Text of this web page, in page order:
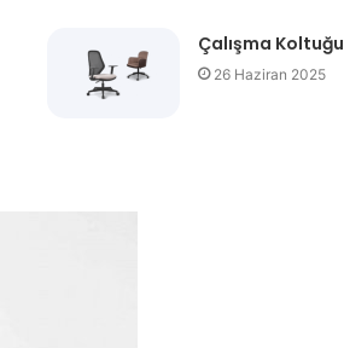
Çalışma Koltuğu
26 Haziran 2025